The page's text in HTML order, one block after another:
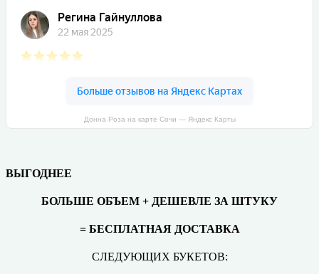
Донна Роза на карте Сочи — Яндекс Карты
ВЫГОДНЕЕ
БОЛЬШЕ ОБЪЕМ + ДЕШЕВЛЕ ЗА ШТУКУ
= БЕСПЛАТНАЯ ДОСТАВКА
СЛЕДУЮЩИХ БУКЕТОВ: